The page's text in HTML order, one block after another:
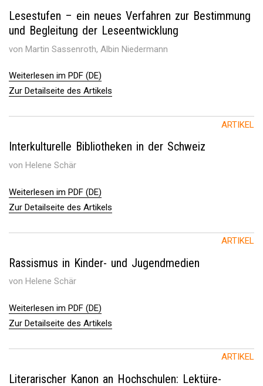
Lesestufen – ein neues Verfahren zur Bestimmung
und Begleitung der Leseentwicklung
von Martin Sassenroth, Albin Niedermann
Weiterlesen im PDF (DE)
Zur Detailseite des Artikels
ARTIKEL
Interkulturelle Bibliotheken in der Schweiz
von Helene Schär
Weiterlesen im PDF (DE)
Zur Detailseite des Artikels
ARTIKEL
Rassismus in Kinder- und Jugendmedien
von Helene Schär
Weiterlesen im PDF (DE)
Zur Detailseite des Artikels
ARTIKEL
Literarischer Kanon an Hochschulen: Lektüre-